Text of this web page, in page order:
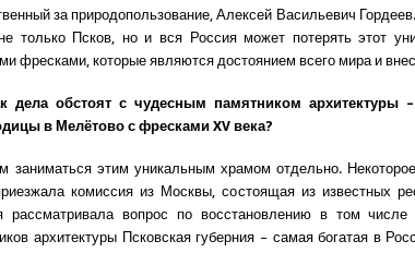
за природопользование, Алексей Васильевич
только Псков, но и вся Россия может потерять этот
фресками, которые являются достоянием всего мира и
дела обстоят с чудесным памятником архитектуры
в Мелётово с фресками XV века?
заниматься этим уникальным храмом отдельно.
комиссия из Москвы, состоящая из известных
рассматривала вопрос по восстановлению в том
архитектуры Псковская губерния – самая богатая в